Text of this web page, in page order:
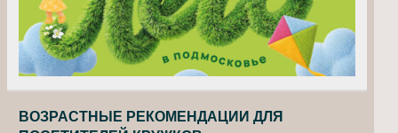
ВОЗРАСТНЫЕ РЕКОМЕНДАЦИИ ДЛЯ